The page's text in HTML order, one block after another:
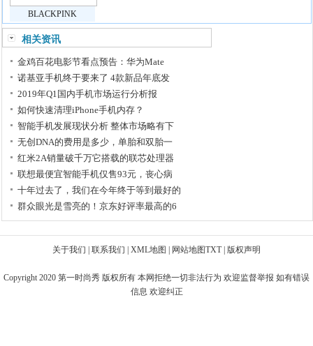
BLACKPINK
相关资讯
金鸡百花电影节看点预告：华为Mate
诺基亚手机终于要来了 4款新品年底发
2019年Q1国内手机市场运行分析报
如何快速清理iPhone手机内存？
智能手机发展现状分析 整体市场略有下
无创DNA的费用是多少，单胎和双胎一
红米2A销量破千万它搭载的联芯处理器
联想最便宜智能手机仅售93元，丧心病
十年过去了，我们在今年终于等到最好的
群众眼光是雪亮的！京东好评率最高的6
关于我们 联系我们 XML地图 网站地图TXT| 版权声明
Copyright 2020 第一时尚秀 版权所有 本网拒绝一切非法行为 欢迎监督举报 如有错误
信息 欢迎纠正